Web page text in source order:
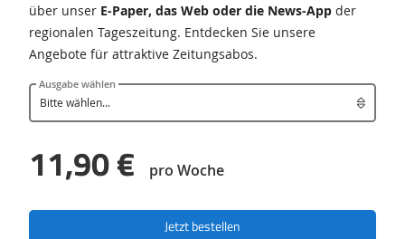
über unser E-Paper, das Web oder die News-App der
regionalen Tageszeitung. Entdecken Sie unsere
Angebote für attraktive Zeitungsabos.
Ausgabe wählen
11,90 € pro Woche
Jetzt bestellen